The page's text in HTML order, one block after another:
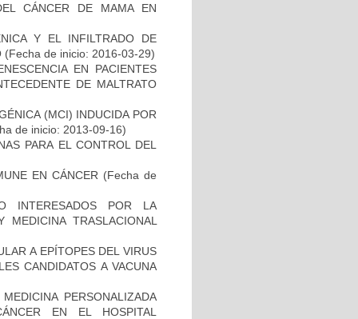
CÁNCER DE MAMA EN
Y EL INFILTRADO DE
(Fecha de inicio: 2016-03-29)
EN PACIENTES
DE MALTRATO
(MCI) INDUCIDA POR
de inicio: 2013-09-16)
PARA EL CONTROL DEL
EN CÁNCER (Fecha de
INTERESADOS POR LA
TRASLACIONAL
A EPÍTOPES DEL VIRUS
CANDIDATOS A VACUNA
PERSONALIZADA
EN EL HOSPITAL